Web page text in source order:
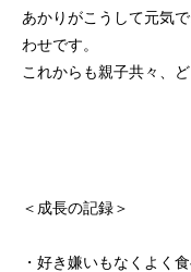
あかりがこうして元気
わせです。
これからも親子共々、
＜成長の記録＞
・好き嫌いもなくよく